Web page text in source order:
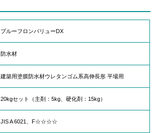
プルーフロンバリューDX
防水材
建築用塗膜防水材ウレタンゴム系高伸長形 平場用
20kgセット（主剤：5kg、硬化剤：15kg）
JIS A 6021、F☆☆☆☆